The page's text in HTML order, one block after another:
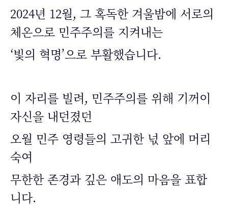
2024년 12월, 그 혹독한 겨울밤에 서로의
체온으로 민주주의를 지켜내는
‘빛의 혁명’으로 부활했습니다.
이 자리를 빌려, 민주주의를 위해 기꺼이
자신을 내던졌던
오월 민주 영령들의 고귀한 넋 앞에 머리
숙여
무한한 존경과 깊은 애도의 마음을 표합
니다.